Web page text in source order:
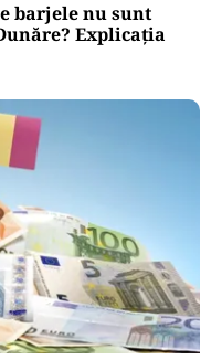
barjele nu sunt
Explicația